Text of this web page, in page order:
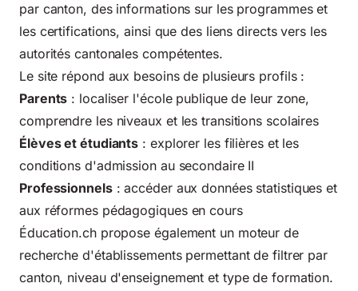
par canton, des informations sur les programmes et
les certifications, ainsi que des liens directs vers les
autorités cantonales compétentes.
Le site répond aux besoins de plusieurs profils :
Parents : localiser l'école publique de leur zone,
comprendre les niveaux et les transitions scolaires
Élèves et étudiants : explorer les filières et les
conditions d'admission au secondaire II
Professionnels: accéder aux données statistiques et
aux réformes pédagogiques en cours
Éducation.ch propose également un moteur de
recherche d'établissements permettant de filtrer par
canton, niveau d'enseignement et type de formation.